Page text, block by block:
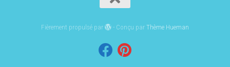
Fièrement propulsé par - Conçu parThème Hueman